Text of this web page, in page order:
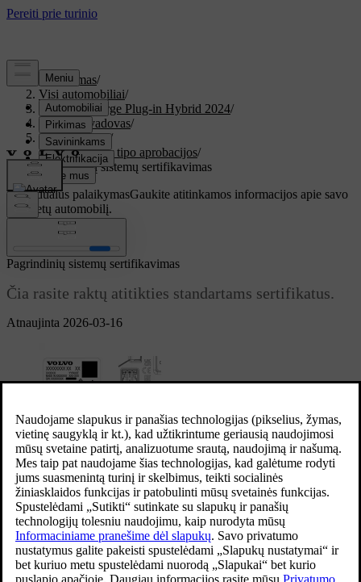
Palaikymas/
Visi automobiliai/
XC60 Recharge Plug-in Hybrid 2024/
Vartotojo vadovas/
Specifikacijos/
Sertifikatai ir tipo aprobacijos/
Pagrindinių sistemų sertifikavimas
Individualus palaikymasGaukite atitinkamos informacijos apie savo
konkretų automobilį.
Prisijungti
Atnaujinta 2026-03-16
Pagrindinių sistemų sertifikavimas
Čia rasite raktų atitikties standartams sertifikatus.
Nuotolinio valdymo raktelio sistemos CEM žyma. Papildomų
patvirtinimo numerių rasite tolesnėse lentelėse.
Užrakinimo sistemos užvedimas be raktelio (pasyvusis
užrakinimas / atrakinimas be raktelio
Šalis /
Regionas
Atitiktis Ženklinimas